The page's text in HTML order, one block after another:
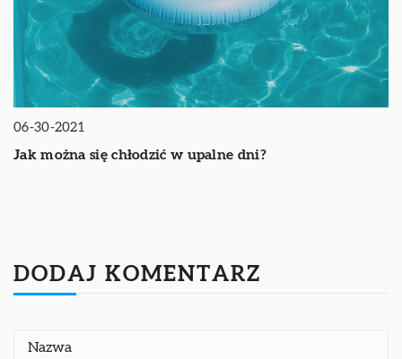
06-30-2021
Jak można się chłodzić w upalne dni?
DODAJ KOMENTARZ